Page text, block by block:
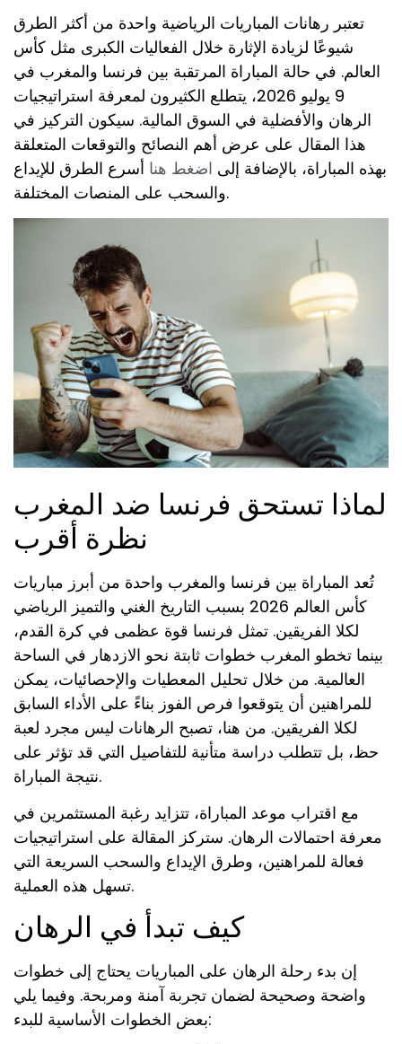
تعتبر رهانات المباريات الرياضية واحدة من أكثر الطرق
شيوعًا لزيادة الإثارة خلال الفعاليات الكبرى مثل كأس
العالم. في حالة المباراة المرتقبة بين فرنسا والمغرب في
9 يوليو 2026، يتطلع الكثيرون لمعرفة استراتيجيات
الرهان والأفضلية في السوق المالية. سيكون التركيز في
هذا المقال على عرض أهم النصائح والتوقعات المتعلقة
بهذه المباراة، بالإضافة إلى اضغط هنا أسرع الطرق للإيداع
والسحب على المنصات المختلفة.
لماذا تستحق فرنسا ضد المغرب
نظرة أقرب
تُعد المباراة بين فرنسا والمغرب واحدة من أبرز مباريات
كأس العالم 2026 بسبب التاريخ الغني والتميز الرياضي
لكلا الفريقين. تمثل فرنسا قوة عظمى في كرة القدم،
بينما تخطو المغرب خطوات ثابتة نحو الازدهار في الساحة
العالمية. من خلال تحليل المعطيات والإحصائيات، يمكن
للمراهنين أن يتوقعوا فرص الفوز بناءً على الأداء السابق
لكلا الفريقين. من هنا، تصبح الرهانات ليس مجرد لعبة
حظ، بل تتطلب دراسة متأنية للتفاصيل التي قد تؤثر على
نتيجة المباراة.
مع اقتراب موعد المباراة، تتزايد رغبة المستثمرين في
معرفة احتمالات الرهان. ستركز المقالة على استراتيجيات
فعالة للمراهنين، وطرق الإيداع والسحب السريعة التي
تسهل هذه العملية.
كيف تبدأ في الرهان
إن بدء رحلة الرهان على المباريات يحتاج إلى خطوات
واضحة وصحيحة لضمان تجربة آمنة ومربحة. وفيما يلي
بعض الخطوات الأساسية للبدء: